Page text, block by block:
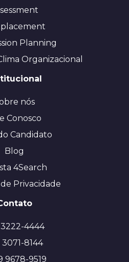
Planning
Organizacional
nós
Conosco
Candidato
Blog
4Search
Privacidade
3222-4444
3071-8144
9678-9519